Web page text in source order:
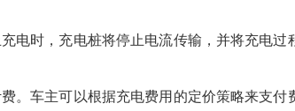
电时，充电桩将停止电流传输，并将充电过
。车主可以根据充电费用的定价策略来支付